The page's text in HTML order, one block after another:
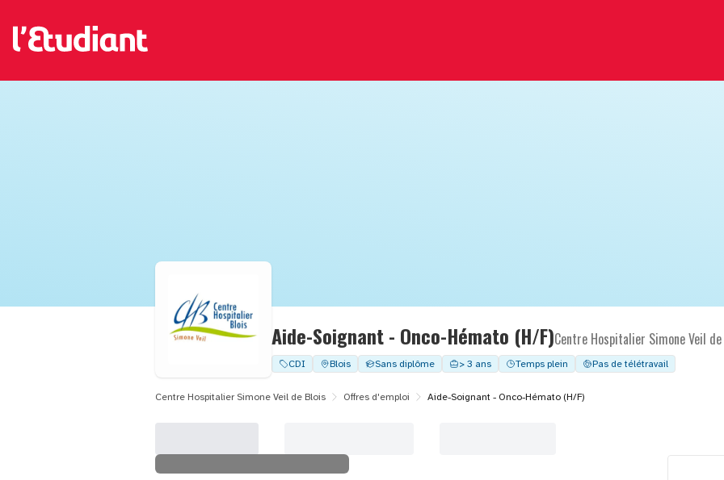
Aide-Soignant - Onco-Hémato (H/F)Centre Hospitalier Simone Veil
CDI Blois Sans diplôme > 3 ans Temps plein Pas de télétravail
Centre Hospitalier Simone Veil de Blois Offres d'emploi Aide-Soignant - Onco-Hémato (H/F)